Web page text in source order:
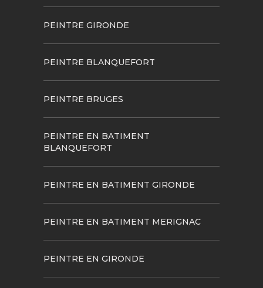
PEINTRE GIRONDE
PEINTRE BLANQUEFORT
PEINTRE BRUGES
PEINTRE EN BATIMENT
BLANQUEFORT
PEINTRE EN BATIMENT GIRONDE
PEINTRE EN BATIMENT MERIGNAC
PEINTRE EN GIRONDE